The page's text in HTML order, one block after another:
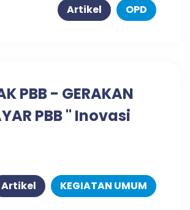
Artikel OPD
PBB - GERAKAN
" Inovasi
tunggu
Rejoso "
Artikel KEGIATAN UMUM